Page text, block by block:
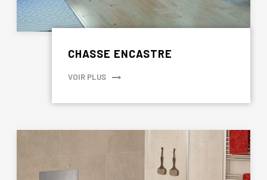
CHASSE ENCASTRE
VOIR PLUS